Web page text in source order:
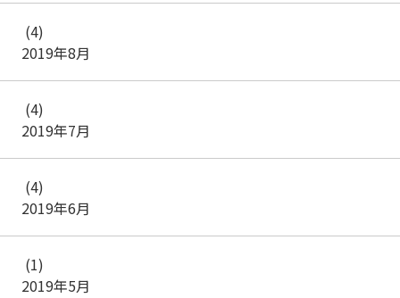
2019年8月
(4)
2019年7月
(4)
2019年6月
(4)
2019年5月
(1)